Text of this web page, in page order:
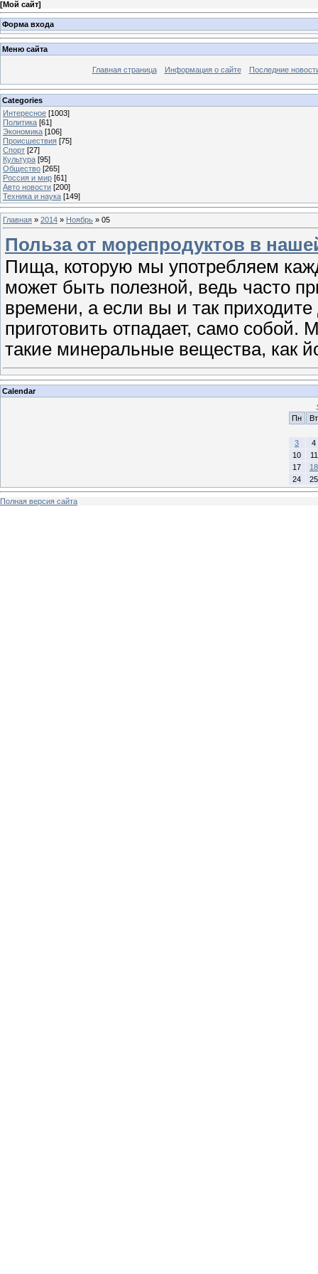
[Мой сайт]
Форма входа
Меню сайта
Главная страница Информация о сайте Последние
Categories
Интересное [1003]
Политика [61]
Экономика [106]
Происшествия [75]
Спорт [27]
Культура [95]
Общество [265]
Россия и мир [61]
Авто новости [200]
Техника и наука [149]
Главная » 2014 » Ноябрь » 05
Польза от морепродуктов в
Пища, которую мы употребляем
может быть полезной, ведь часто
времени, а если вы и так
приготовить отпадает, само собой.
такие минеральные вещества, как
Calendar
Пн
Вт
3
4
10
11
17
18
24
25
Полная версия сайта